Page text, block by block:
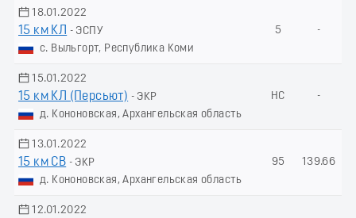
18.01.2022
15 км КЛ
- ЭСПУ
с. Выльгорт, Республика Коми
5 -
15.01.2022
15 км КЛ (Пеpсьют) - ЭКР
д. Кононовская, Архангельская область
НС -
13.01.2022
15 км СВ - ЭКР
д. Кононовская, Архангельская область
95 139.66
12.01.2022